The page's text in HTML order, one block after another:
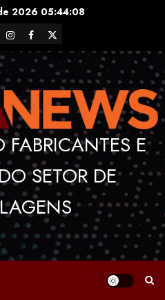
2026 05:44:08
Instagram
Facebook
X
E
SETOR DE